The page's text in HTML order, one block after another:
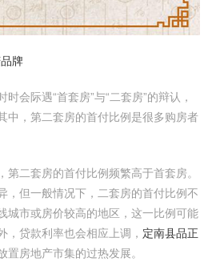
牌
会际遇“首套房”与“二套房”的辩认，
中，第二套房的首付比例是很多购房者
第二套房的首付比例频繁高于首套房。
，但一般情况下，二套房的首付比例不
城市或房价较高的地区，这一比例可能
，贷款利率也会相应上调， 定南县品正
置房地产市集的过热发展。